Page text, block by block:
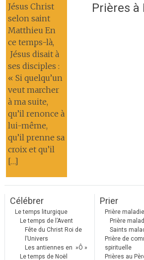
Jésus Christ
selon saint
Matthieu En
ce temps-là,
Jésus disait à
ses disciples :
« Si quelqu’un
veut marcher
à ma suite,
qu’il renonce à
lui-même,
qu’il prenne sa
croix et qu’il
[…]
Prières à
Célébrer
Le temps liturgique
Le temps de l’Avent
Fête du Christ Roi de
l’Univers
Les antiennes en »Ô »
Le temps de Noël
Prier
Prière
Prière
Saints
Prière de
spirituelle
Prières au